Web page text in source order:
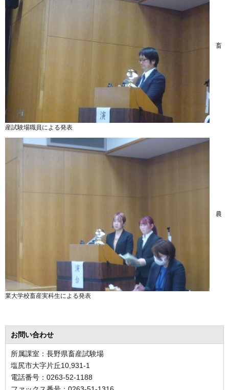
畜
産試験場職員による発表
農
業大学校畜産実科生による発表
お問い合わせ
所属課室：長野県畜産試験場
塩尻市大字片丘10,931-1
電話番号：0263-52-1188